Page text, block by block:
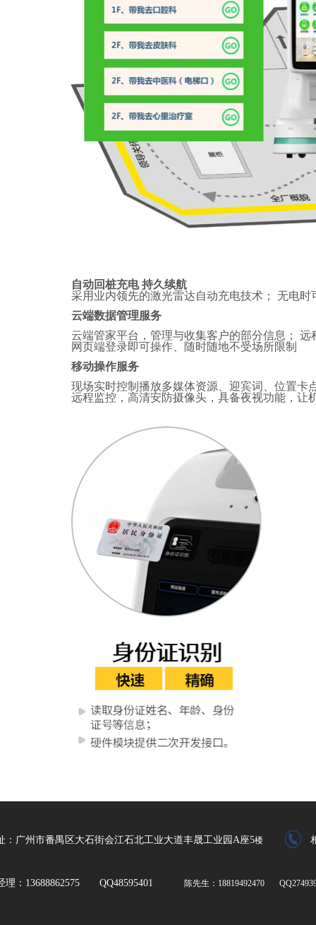
自动回桩充电持久续航
采用业内领先的激光雷达自动充电技术； 无电
云端数据管理服务
云端管家平台，管理与收集客户的部分信息；
网页端登录即可操作、随时随地不受场所限制
移动操作服务
现场实时控制播放多媒体资源、迎宾词、位置卡
远程监控，高清安防摄像头，具备夜视功能，让
：广州市番禺区大石街会江石北工业大道丰晟工业园A座5楼
理：13688862575 QQ48595401 陈先生：18819492470